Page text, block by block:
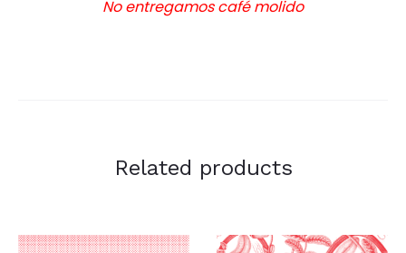
No entregamos café molido
Related products